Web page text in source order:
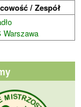
/ Zespół
Warszawa